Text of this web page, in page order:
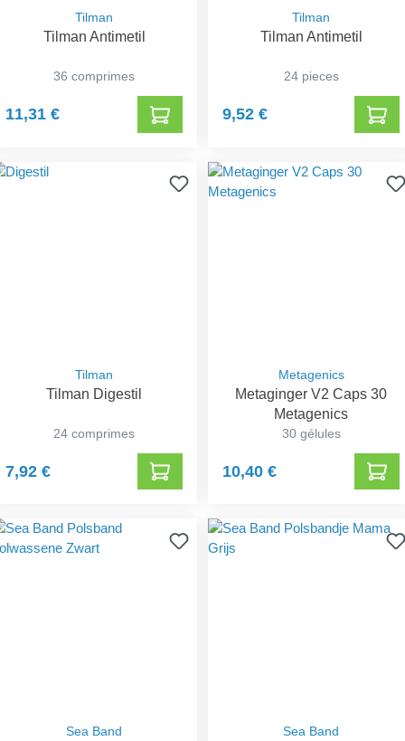
Tilman
Tilman Antimetil
36 comprimes
11,31 €
Tilman
Tilman Antimetil
24 pieces
9,52 €
Tilman
Tilman Digestil
24 comprimes
7,92 €
Metagenics
Metaginger V2 Caps 30
Metagenics
30 gélules
10,40 €
Sea Band Sea Band